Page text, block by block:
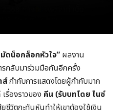
ดน็อกล็อกหัวใจ” ผลงาน
รกลับมาร่วมมือกันอีกครั้ง
ส์กำกับการแสดงโดยผู้กำกับมาก
เรื่องราวของ คีน (รับบทโดย ไนซ์
ชีวิตกะทันหันทำให้เขาต้องใช้เงิน